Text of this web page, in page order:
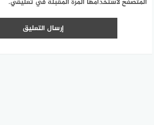
المتصفح لاستخدامها المرة المقبلة في تعليقي.